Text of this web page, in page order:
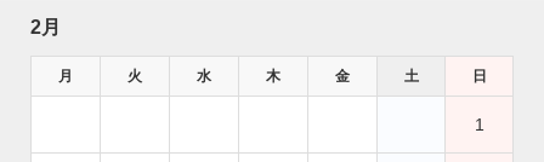
2月
月 火 水 木 金 土 日
1